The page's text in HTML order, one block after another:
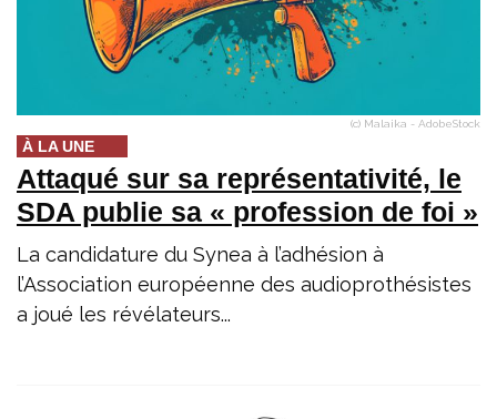
(c) Malaika - AdobeStock
À LA UNE
Attaqué sur sa représentativité, le
SDA publie sa « profession de foi »
La candidature du Synea à l’adhésion à
l’Association européenne des audioprothésistes
a joué les révélateurs...